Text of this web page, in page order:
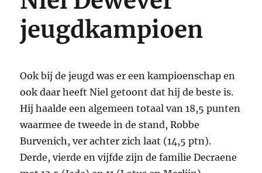
jeugdkampioen
Ook bij de jeugd was er een kampioenschap en
ook daar heeft Niel getoont dat hij de beste is.
Hij haalde een algemeen totaal van 18,5 punten
waarmee de tweede in de stand, Robbe
Burvenich, ver achter zich laat (14,5 ptn).
Derde, vierde en vijfde zijn de familie Decraene